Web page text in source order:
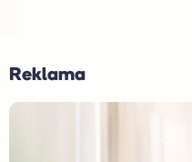
Reklama